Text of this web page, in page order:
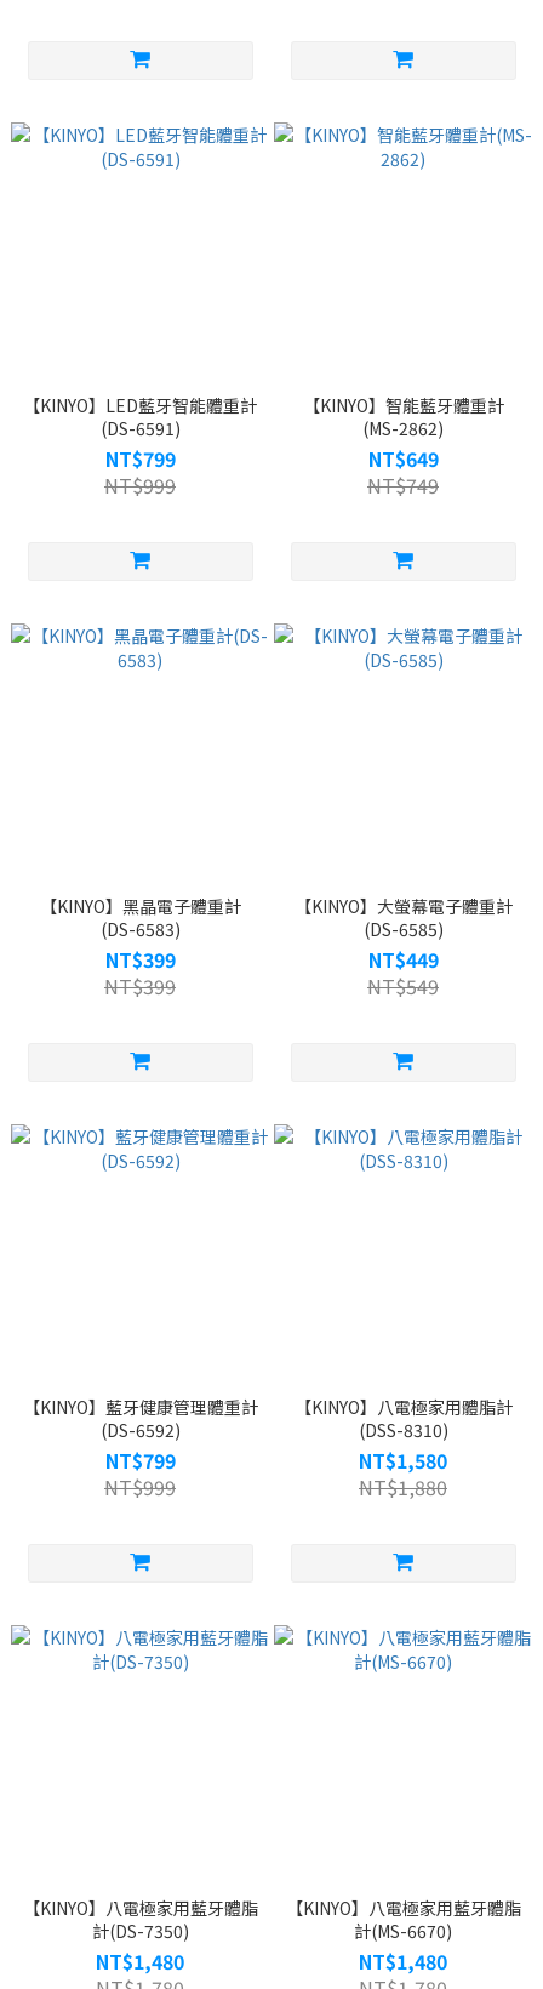
【KINYO】LED藍牙智能體重計
(DS-6591)
NT$799
NT$999
【KINYO】智能藍牙體重計
(MS-2862)
NT$649
NT$749
【KINYO】黑晶電子體重計
(DS-6583)
NT$399
NT$399
【KINYO】大螢幕電子體重計
(DS-6585)
NT$449
NT$549
【KINYO】藍牙健康管理體重計
(DS-6592)
NT$799
NT$999
【KINYO】八電極家用體脂計
(DSS-8310)
NT$1,580
NT$1,880
【KINYO】八電極家用藍牙體脂
計(DS-7350)
NT$1,480
【KINYO】八電極家用藍牙體脂
計(MS-6670)
NT$1,480